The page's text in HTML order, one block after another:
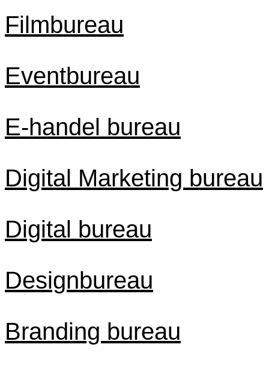
Filmbureau
Eventbureau
E-handel bureau
Digital Marketing bureau
Digital bureau
Designbureau
Branding bureau